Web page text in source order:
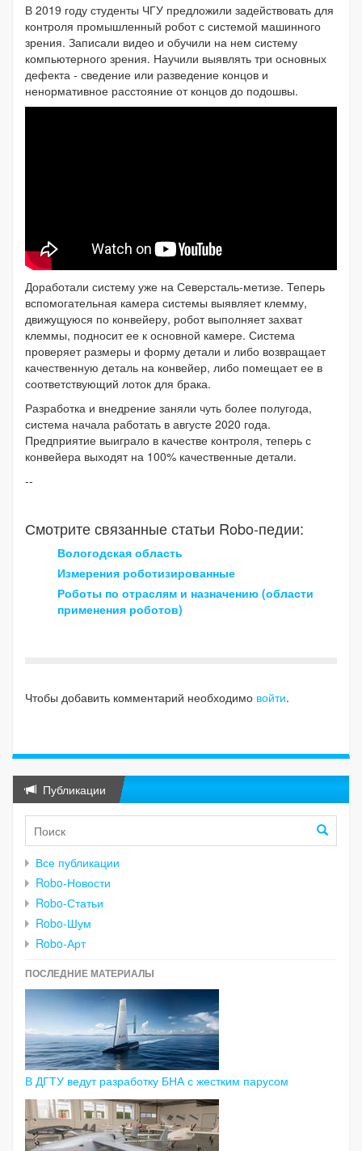
В 2019 году студенты ЧГУ предложили задействовать для
контроля промышленный робот с системой машинного
зрения. Записали видео и обучили на нем систему
компьютерного зрения. Научили выявлять три основных
дефекта - сведение или разведение концов и
ненормативное расстояние от концов до подошвы.
Доработали систему уже на Северсталь-метизе. Теперь
вспомогательная камера системы выявляет клемму,
движущуюся по конвейеру, робот выполняет захват
клеммы, подносит ее к основной камере. Система
проверяет размеры и форму детали и либо возвращает
качественную деталь на конвейер, либо помещает ее в
соответствующий лоток для брака.
Разработка и внедрение заняли чуть более полугода,
система начала работать в августе 2020 года.
Предприятие выиграло в качестве контроля, теперь с
конвейера выходят на 100% качественные детали.
--
Смотрите связанные статьи Robo-педии:
Вологодская область
Измерения роботизированные
Роботы по отраслям и назначению (области
применения роботов)
Чтобы добавить комментарий необходимо войти.
Публикации
Все публикации
Robo-Новости
Robo-Статьи
Robo-Шум
Robo-Арт
ПОСЛЕДНИЕ МАТЕРИАЛЫ
В ДГТУ ведут разработку БНА с жестким парусом